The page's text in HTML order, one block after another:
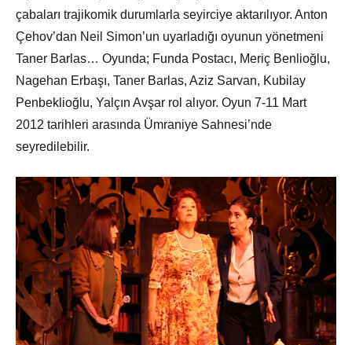
çabaları trajikomik durumlarla seyirciye aktarılıyor. Anton
Çehov’dan Neil Simon’un uyarladığı oyunun yönetmeni
Taner Barlas… Oyunda; Funda Postacı, Meriç Benlioğlu,
Nagehan Erbaşı, Taner Barlas, Aziz Sarvan, Kubilay
Penbeklioğlu, Yalçın Avşar rol alıyor. Oyun 7-11 Mart
2012 tarihleri arasında Ümraniye Sahnesi’nde
seyredilebilir.